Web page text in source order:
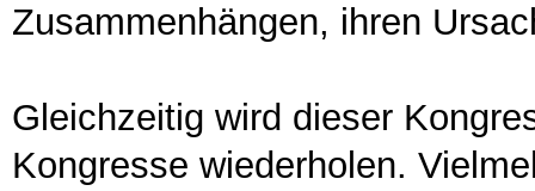
Zusammenhängen, ihren
Gleichzeitig wird dieser
Kongresse wiederholen.